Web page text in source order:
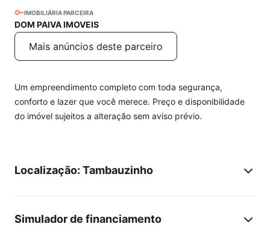
IMOBILIÁRIA PARCEIRA
DOM PAIVA IMOVEIS
Mais anúncios deste parceiro
Um empreendimento completo com toda segurança,
conforto e lazer que você merece. Preço e disponibilidade
do imóvel sujeitos a alteração sem aviso prévio.
Localização: Tambauzinho
Simulador de financiamento